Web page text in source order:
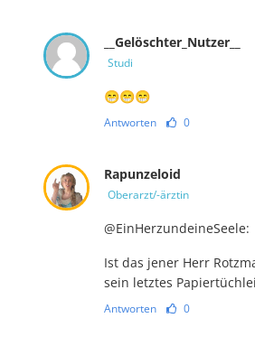
__Gelöschter_Nutzer__
Studi
😁😁😁
Antworten 0
Rapunzeloid
Oberarzt/-ärztin
@EinHerzundeineSeele:
Ist das jener Herr
sein letztes
Antworten 0